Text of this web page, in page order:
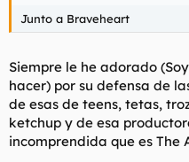
Junto a Braveheart
Siempre le he adorado
hacer) por su defensa de
de esas de teens, tetas,
ketchup y de esa
incomprendida que es The